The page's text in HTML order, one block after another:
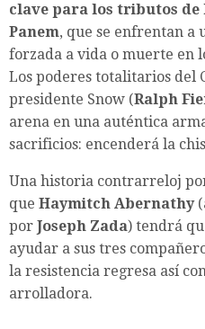
clave para los tributos de
Panem, que se enfrentan a
forzada a vida o muerte en
Los poderes totalitarios del
presidente Snow (Ralph
arena en una auténtica
sacrificios: encenderá la
Una historia contrarreloj
que Haymitch Abernathy
por Joseph Zada) tendrá
ayudar a sus tres
la resistencia regresa así
arrolladora.